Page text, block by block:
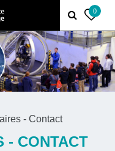
0
- Contact
- CONTACT